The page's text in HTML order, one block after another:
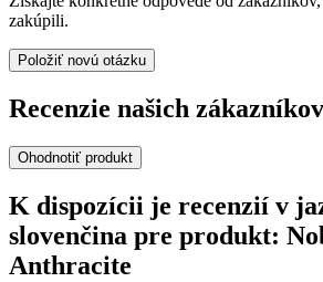
zakúpili.
Položiť novú otázku
Recenzie našich zákazníkov
Ohodnotiť produkt
K dispozícii je recenzií v
slovenčina pre produkt:
Anthracite